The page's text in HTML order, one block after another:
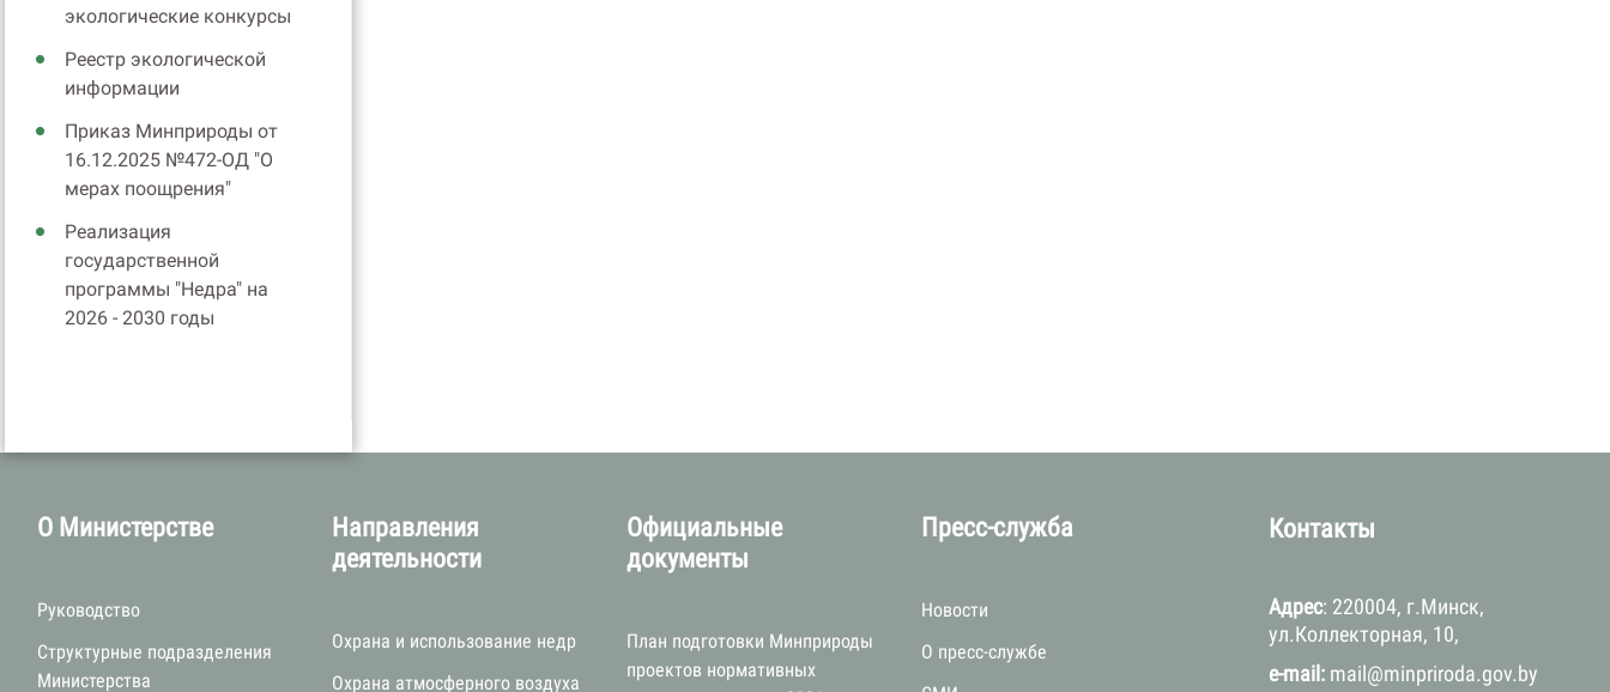
экологические конкурсы
Реестр экологической
информации
Приказ Минприроды от
16.12.2025 №472-ОД "О
мерах поощрения"
Реализация
государственной
программы "Недра" на
2026 - 2030 годы
О Министерстве
Руководство
Структурные подразделения
Министерства
Направления
деятельности
Охрана и использование недр
Охрана атмосферного воздуха
Официальные
документы
План подготовки Минприроды
проектов нормативных
Пресс-служба
Новости
О пресс-службе
Контакты
Адрес: 220004, г.Минск,
ул.Коллекторная, 10,
e-mail: mail@minpriroda.gov.by